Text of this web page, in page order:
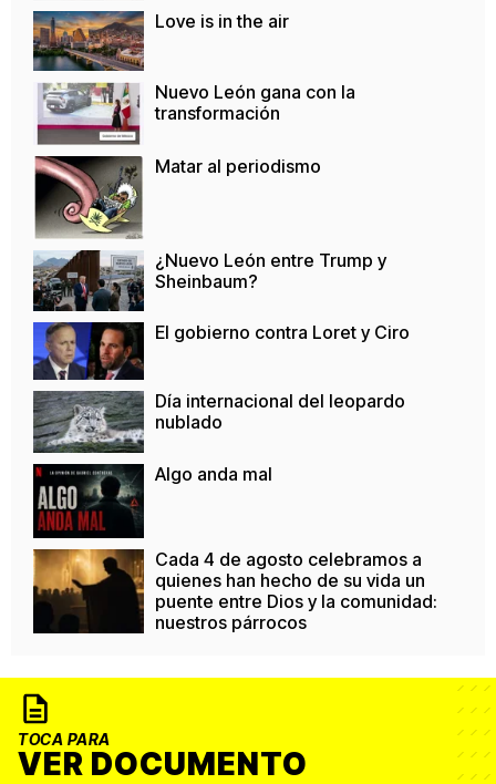
Love is in the air
Nuevo León gana con la
transformación
Matar al periodismo
¿Nuevo León entre Trump y
Sheinbaum?
El gobierno contra Loret y Ciro
Día internacional del leopardo
nublado
Algo anda mal
Cada 4 de agosto celebramos a
quienes han hecho de su vida un
puente entre Dios y la comunidad:
nuestros párrocos
TOCA PARA
VER DOCUMENTO